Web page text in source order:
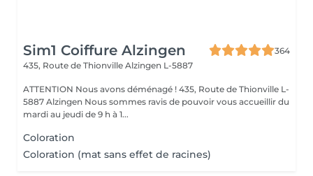
Sim1 Coiffure Alzingen
364
435, Route de Thionville Alzingen L-5887
ATTENTION Nous avons déménagé ! 435, Route de Thionville L-
5887 Alzingen Nous sommes ravis de pouvoir vous accueillir du
mardi au jeudi de 9 h à 1...
Coloration
Coloration (mat sans effet de racines)